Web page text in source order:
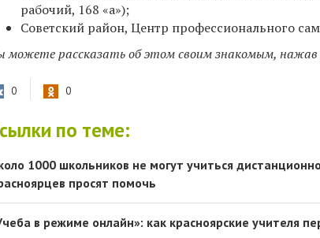
рабочий, 168 «а»);
Советский район, Центр профессионального
можете рассказать об этом своим знакомым, нажав
0 0
по теме:
1000 школьников не могут учиться
просят помочь
в режиме онлайн»: как красноярские учителя